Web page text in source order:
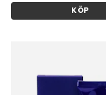
KÖP